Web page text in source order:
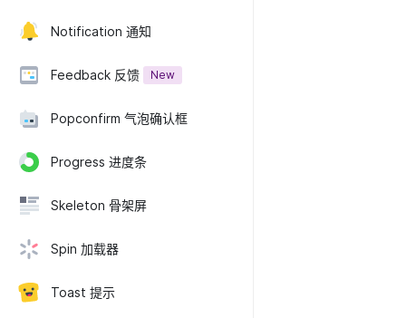
Notification 通知
Feedback 反馈 New
Popconfirm 气泡确认框
Progress 进度条
Skeleton 骨架屏
Spin 加载器
Toast 提示